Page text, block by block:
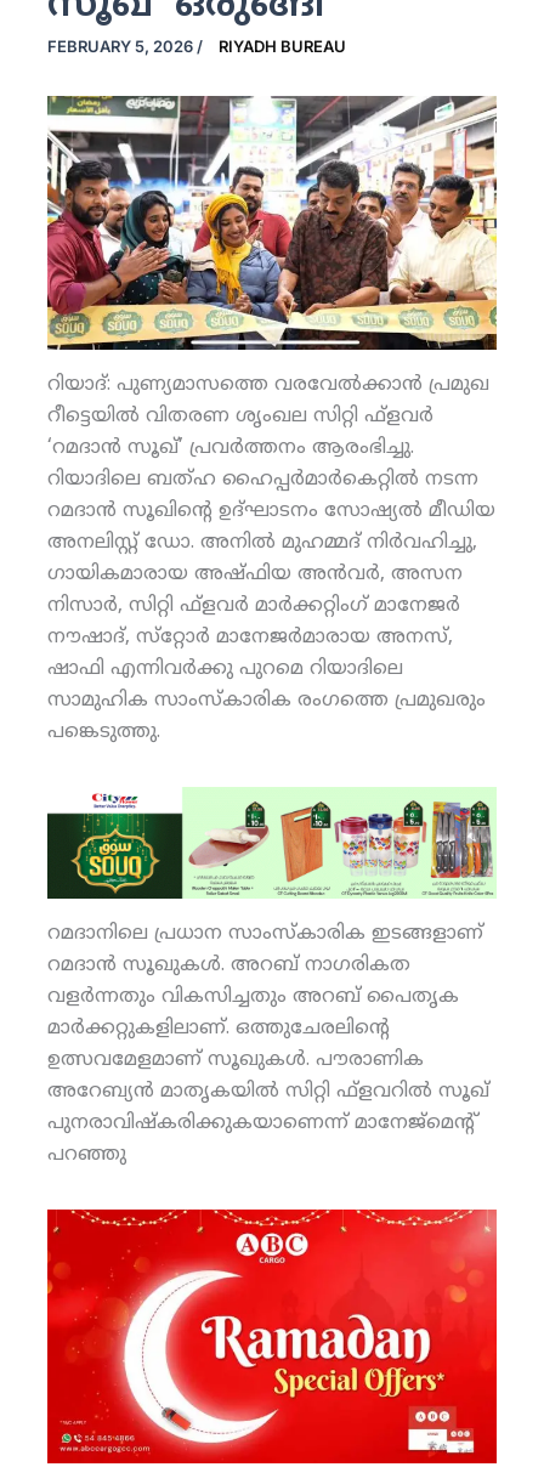
FEBRUARY 5, 2026 / RIYADH BUREAU
റിയാദ്: പുണ്യമാസത്തെ വരവേല്‍ക്കാന്‍ പ്രമുഖ
റീട്ടെയില്‍ വിതരണ ശൃംഖല സിറ്റി ഫ്‌ളവര്‍
‘റമദാന്‍ സൂഖ്’ പ്രവര്‍ത്തനം ആരംഭിച്ചു.
റിയാദിലെ ബത്ഹ ഹൈപ്പര്‍മാര്‍കെറ്റില്‍ നടന്ന
റമദാന്‍ സൂഖിന്റെ ഉദ്ഘാടനം സോഷ്യല്‍ മീഡിയ
അനലിസ്റ്റ് ഡോ. അനില്‍ മുഹമ്മദ് നിര്‍വഹിച്ചു,
ഗായികമാരായ അഷ്ഫിയ അന്‍വര്‍, അസന
നിസാര്‍, സിറ്റി ഫ്‌ളവര്‍ മാര്‍ക്കറ്റിംഗ് മാനേജര്‍
നൗഷാദ്, സ്‌റ്റോര്‍ മാനേജര്‍മാരായ അനസ്,
ഷാഫി എന്നിവര്‍ക്കു പുറമെ റിയാദിലെ
സാമുഹിക സാംസ്‌കാരിക രംഗത്തെ പ്രമുഖരും
പങ്കെടുത്തു.
റമദാനിലെ പ്രധാന സാംസ്‌കാരിക ഇടങ്ങളാണ്
റമദാന്‍ സൂഖുകള്‍. അറബ് നാഗരികത
വളര്‍ന്നതും വികസിച്ചതും അറബ് പൈതൃക
മാര്‍ക്കറ്റുകളിലാണ്. ഒത്തുചേരലിന്റെ
ഉത്സവമേളമാണ് സൂഖുകള്‍. പൗരാണിക
അറേബ്യന്‍ മാതൃകയില്‍ സിറ്റി ഫ്‌ളവറില്‍ സൂഖ്
പുനരാവിഷ്‌കരിക്കുകയാണെന്ന് മാനേജ്‌മെന്റ്
പറഞ്ഞു